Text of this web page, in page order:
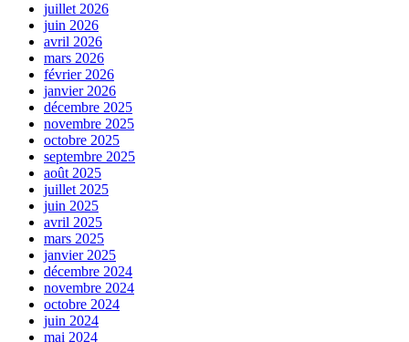
juillet 2026
juin 2026
avril 2026
mars 2026
février 2026
janvier 2026
décembre 2025
novembre 2025
octobre 2025
septembre 2025
août 2025
juillet 2025
juin 2025
avril 2025
mars 2025
janvier 2025
décembre 2024
novembre 2024
octobre 2024
juin 2024
mai 2024